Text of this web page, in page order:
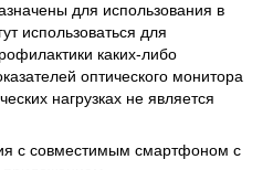
для использования в
использоваться для
каких-либо
оптического монитора
нагрузках не является
с совместимым смартфоном с